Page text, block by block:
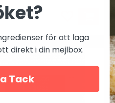
för att laga
direkt i din mejlbox.
Tack